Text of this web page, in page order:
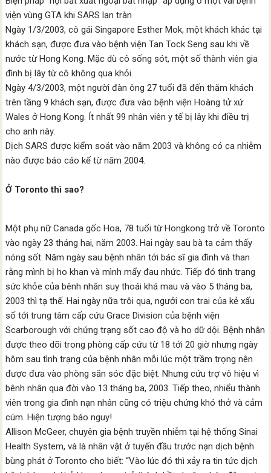
viện vùng GTA khi SARS lan tràn
Ngày 1/3/2003, cô gái Singapore Esther Mok, một khách khác tại
khách sạn, được đưa vào bệnh viện Tan Tock Seng sau khi về
nước từ Hong Kong. Mặc dù cô sống sót, một số thành viên gia
đình bị lây từ cô không qua khỏi.
Ngày 4/3/2003, một người đàn ông 27 tuổi đã đến thăm khách
trên tầng 9 khách sạn, được đưa vào bệnh viện Hoàng tử xứ
Wales ở Hong Kong. Ít nhất 99 nhân viên y tế bị lây khi điều trị
cho anh này.
Dịch SARS được kiểm soát vào năm 2003 và không có ca nhiễm
nào được báo cáo kể từ năm 2004.
Ở Toronto thì sao?
Một phụ nữ Canada gốc Hoa, 78 tuổi từ Hongkong trở về Toronto
vào ngày 23 tháng hai, năm 2003. Hai ngày sau bà ta cảm thấy
nóng sốt. Năm ngày sau bệnh nhân tới bác sĩ gia đình và than
rằng mình bị ho khan và mình mẩy đau nhức. Tiếp đó tình trạng
sức khỏe của bênh nhân suy thoái khá mau và vào 5 tháng ba,
2003 thì tạ thế. Hai ngày nữa trôi qua, ngưởi con trai của kẻ xấu
số tới trung tâm cấp cứu Grace Division của bệnh viện
Scarborough với chứng trạng sốt cao độ và ho dữ dội. Bệnh nhân
được theo dõi trong phòng cấp cứu từ 18 tới 20 giờ nhưng ngày
hôm sau tình trạng của bệnh nhân mỗi lúc một trầm trọng nên
được đưa vào phòng săn sóc đặc biệt. Nhưng cứu trợ vô hiệu vì
bênh nhân qua đời vào 13 tháng ba, 2003. Tiếp theo, nhiểu thành
viên trong gia đình nạn nhân cũng có triệu chứng khó thở và cảm
cúm. Hiện tượng báo nguy!
Allison McGeer, chuyên gia bệnh truyền nhiễm tại hệ thống Sinai
Health System, và là nhân vật ở tuyến đầu trước nạn dịch bệnh
bùng phát ở Toronto cho biết: “Vào lúc đó thì xảy ra tin tức dịch